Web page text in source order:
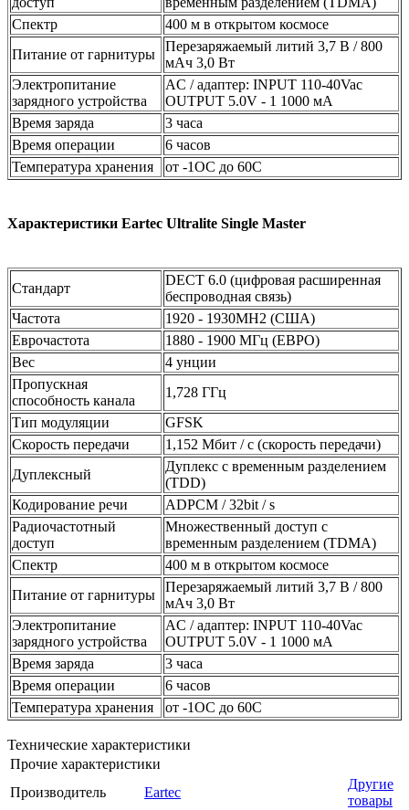
Спектр
400 м в открытом космосе
Питание от гарнитуры
Перезаряжаемый литий 3,7 В / 800
мАч 3,0 Вт
Электропитание
зарядного устройства
AC / адаптер: INPUT 110-40Vac
OUTPUT 5.0V - 1 1000 мА
Время заряда
3 часа
Время операции
6 часов
Температура хранения
от -1OC до 60C
Характеристики Eartec Ultralite Single Master
Стандарт
DECT 6.0 (цифровая расширенная
беспроводная связь)
Частота
1920 - 1930MH2 (США)
Еврочастота
1880 - 1900 МГц (ЕВРО)
Вес
4 унции
Пропускная
способность канала
1,728 ГГц
Тип модуляции
GFSK
Скорость передачи
1,152 Мбит / с (скорость передачи)
Дуплексный
Дуплекс с временным разделением
(TDD)
Кодирование речи
ADPCM / 32bit / s
Радиочастотный
доступ
Множественный доступ с
временным разделением (TDMA)
Спектр
400 м в открытом космосе
Питание от гарнитуры
Перезаряжаемый литий 3,7 В / 800
мАч 3,0 Вт
Электропитание
зарядного устройства
AC / адаптер: INPUT 110-40Vac
OUTPUT 5.0V - 1 1000 мА
Время заряда
3 часа
Время операции
6 часов
Температура хранения
от -1OC до 60C
Технические характеристики
Прочие характеристики
Производитель
Eartec
Другие
товары